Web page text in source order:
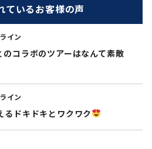
ているお客様の声
イン
のコラボのツアーはなんて素敵
イン
るドキドキとワクワク